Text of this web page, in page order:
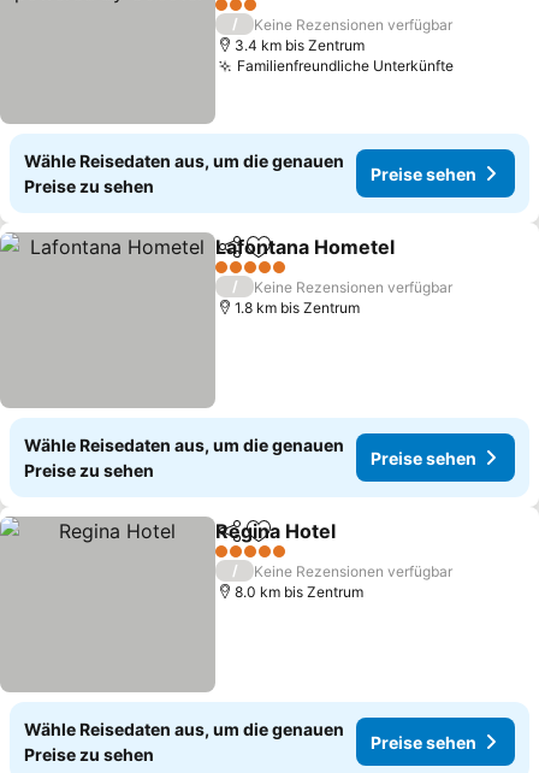
3 Sterne
/
Keine Rezensionen verfügbar
3.4 km bis Zentrum
Familienfreundliche Unterkünfte
Wähle Reisedaten aus, um die genauen
Preise zu sehen
Preise sehen
TeilenZu Favoriten hinzufügen
Lafontana Hometel
5 Sterne
/
Keine Rezensionen verfügbar
1.8 km bis Zentrum
Wähle Reisedaten aus, um die genauen
Preise zu sehen
Preise sehen
TeilenZu Favoriten hinzufügen
Regina Hotel
5 Sterne
/
Keine Rezensionen verfügbar
8.0 km bis Zentrum
Wähle Reisedaten aus, um die genauen
Preise zu sehen
Preise sehen